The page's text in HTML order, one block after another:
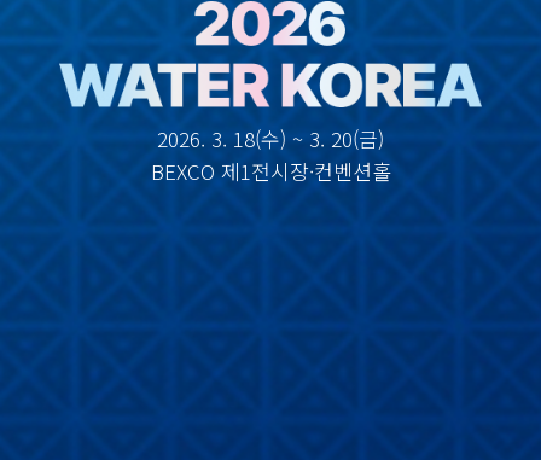
2026. 3. 18(수) ~ 3. 20(금)
BEXCO 제1전시장·컨벤션홀